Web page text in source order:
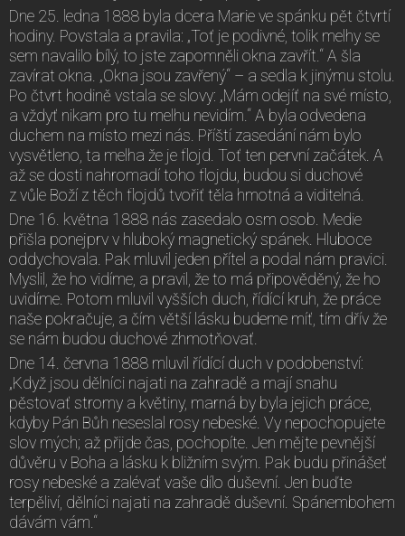
Dne 25. ledna 1888 byla dcera Marie ve spánku pět čtvrtí
hodiny. Povstala a pravila: „Toť je podivné, tolik melhy se
sem navalilo bílý, to jste zapomněli okna zavřít.“ A šla
zavírat okna. „Okna jsou zavřený“ – a sedla k jinýmu stolu.
Po čtvrt hodině vstala se slovy: „Mám odejíť na své místo,
a vždyť nikam pro tu melhu nevidím.“ A byla odvedena
duchem na místo mezi nás. Příští zasedání nám bylo
vysvětleno, ta melha že je flojd. Toť ten pervní začátek. A
až se dosti nahromadí toho flojdu, budou si duchové
z vůle Boží z těch flojdů tvořiť těla hmotná a viditelná.
Dne 16. května 1888 nás zasedalo osm osob. Medie
přišla ponejprv v hluboký magnetický spánek. Hluboce
oddychovala. Pak mluvil jeden přítel a podal nám pravici.
Myslil, že ho vidíme, a pravil, že to má připověděný, že ho
uvidíme. Potom mluvil vyšších duch, řídící kruh, že práce
naše pokračuje, a čím větší lásku budeme míť, tím dřív že
se nám budou duchové zhmotňovať.
Dne 14. června 1888 mluvil řídící duch v podobenství:
„Když jsou dělníci najati na zahradě a mají snahu
pěstovať stromy a květiny, marná by byla jejich práce,
kdyby Pán Bůh neseslal rosy nebeské. Vy nepochopujete
slov mých; až přijde čas, pochopíte. Jen mějte pevnější
důvěru v Boha a lásku k bližním svým. Pak budu přinášeť
rosy nebeské a zalévať vaše dílo duševní. Jen buďte
terpěliví, dělníci najati na zahradě duševní. Spánembohem
dávám vám.“